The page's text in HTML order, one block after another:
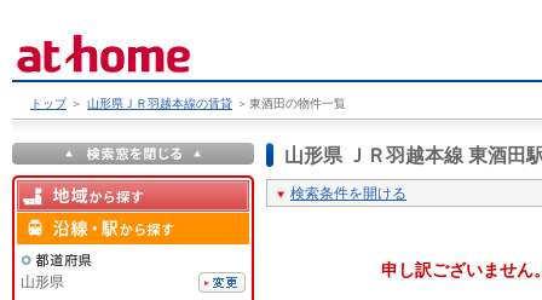
トップ ＞ 山形県ＪＲ羽越本線の賃貸 ＞ 東酒田の物件一覧
山形県 ＪＲ羽越本線 東酒田
検索条件を開ける
申し訳ございません
山形県